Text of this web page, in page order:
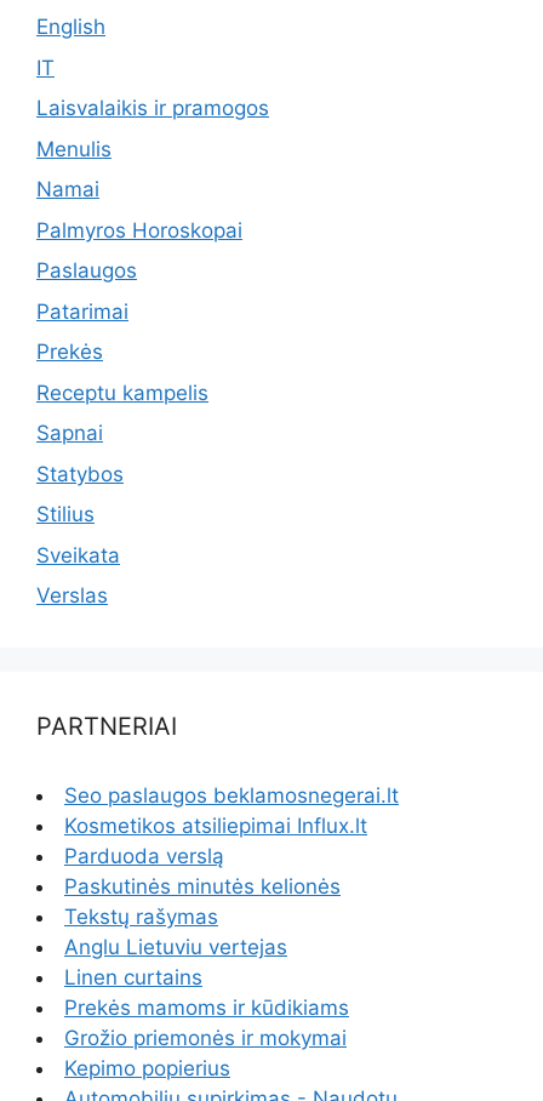
English
IT
Laisvalaikis ir pramogos
Menulis
Namai
Palmyros Horoskopai
Paslaugos
Patarimai
Prekės
Receptu kampelis
Sapnai
Statybos
Stilius
Sveikata
Verslas
PARTNERIAI
Seo paslaugos beklamosnegerai.lt
Kosmetikos atsiliepimai Influx.lt
Parduoda verslą
Paskutinės minutės kelionės
Tekstų rašymas
Anglu Lietuviu vertejas
Linen curtains
Prekės mamoms ir kūdikiams
Grožio priemonės ir mokymai
Kepimo popierius